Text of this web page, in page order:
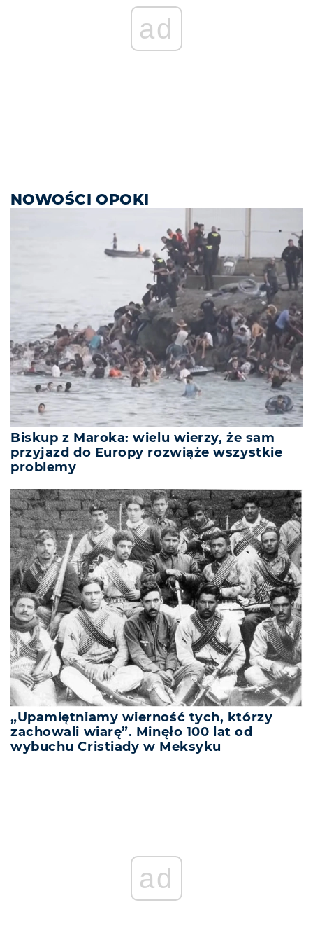
ad
NOWOŚCI OPOKI
Biskup z Maroka: wielu wierzy, że sam
przyjazd do Europy rozwiąże wszystkie
problemy
„Upamiętniamy wierność tych, którzy
zachowali wiarę”. Minęło 100 lat od
wybuchu Cristiady w Meksyku
ad